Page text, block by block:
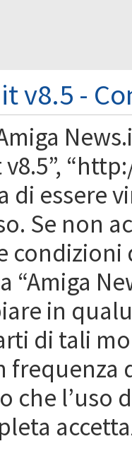
v8.5 -
v8.5”,
di essere
Se non
condizioni
“Amiga
in
di tali
frequenza
l’uso